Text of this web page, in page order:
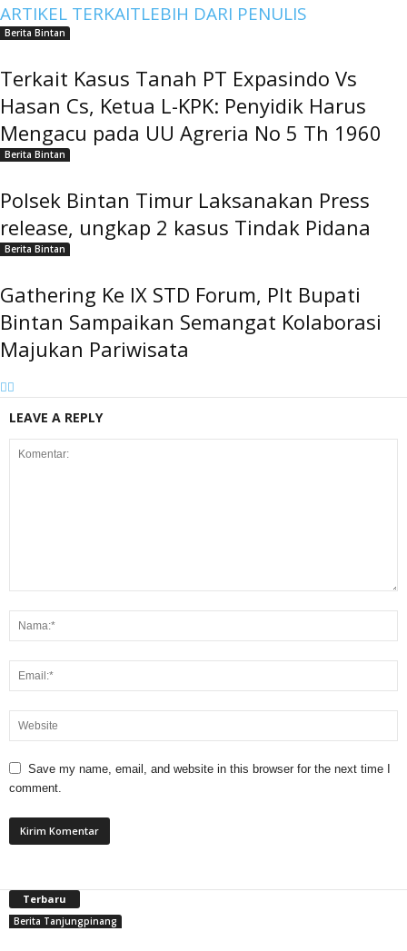
ARTIKEL TERKAITLEBIH DARI PENULIS
Berita Bintan
Terkait Kasus Tanah PT Expasindo Vs
Hasan Cs, Ketua L-KPK: Penyidik Harus
Mengacu pada UU Agreria No 5 Th 1960
Berita Bintan
Polsek Bintan Timur Laksanakan Press
release, ungkap 2 kasus Tindak Pidana
Berita Bintan
Gathering Ke IX STD Forum, Plt Bupati
Bintan Sampaikan Semangat Kolaborasi
Majukan Pariwisata
LEAVE A REPLY
Save my name, email, and website in this browser for the next time I
comment.
Terbaru
Berita Tanjungpinang